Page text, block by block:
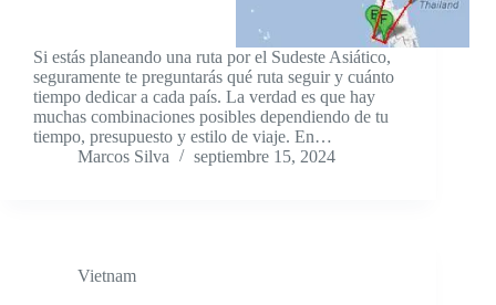
Si estás planeando una ruta por el Sudeste Asiático,
seguramente te preguntarás qué ruta seguir y cuánto
tiempo dedicar a cada país. La verdad es que hay
muchas combinaciones posibles dependiendo de tu
tiempo, presupuesto y estilo de viaje. En…
Marcos Silva
septiembre 15, 2024
Vietnam